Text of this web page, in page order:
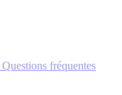
Questions fréquentes